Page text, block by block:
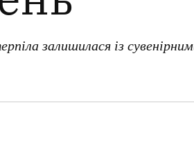
залишилася із